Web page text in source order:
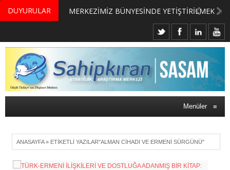
DUYURULAR MERKEZİMİZ BÜNYESİNDE YETİŞTİRİLMEK ÜZERE GÖNÜLLÜ ÜLKE MASASI UZMANI VE UZMAN ADAYLARI ARIYORUZ
Menüler ≡
ANASAYFA» ETIKETLI YAZILAR"ALMAN CİHADI VE ERMENİ SÜRGÜNÜ"